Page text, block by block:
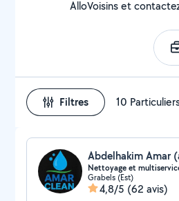
AlloVoisins et
Filtres 10
Nettoyage et
Grabels (Est)
4,8/5 (62 avis)